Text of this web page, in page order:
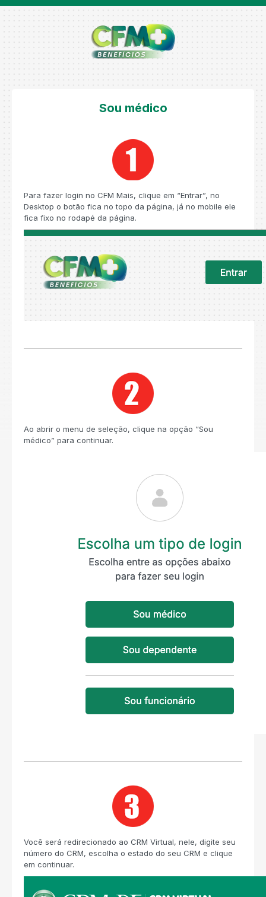
Sou médico
Para fazer login no CFM Mais, clique em “Entrar”, no
Desktop o botão fica no topo da página, já no mobile ele
fica fixo no rodapé da página.
Ao abrir o menu de seleção, clique na opção “Sou
médico” para continuar.
Você será redirecionado ao CRM Virtual, nele, digite seu
número do CRM, escolha o estado do seu CRM e clique
em continuar.